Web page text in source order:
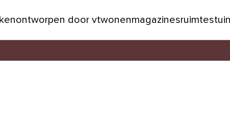
ontworpen door vtwonenmagazinesruimtestuin